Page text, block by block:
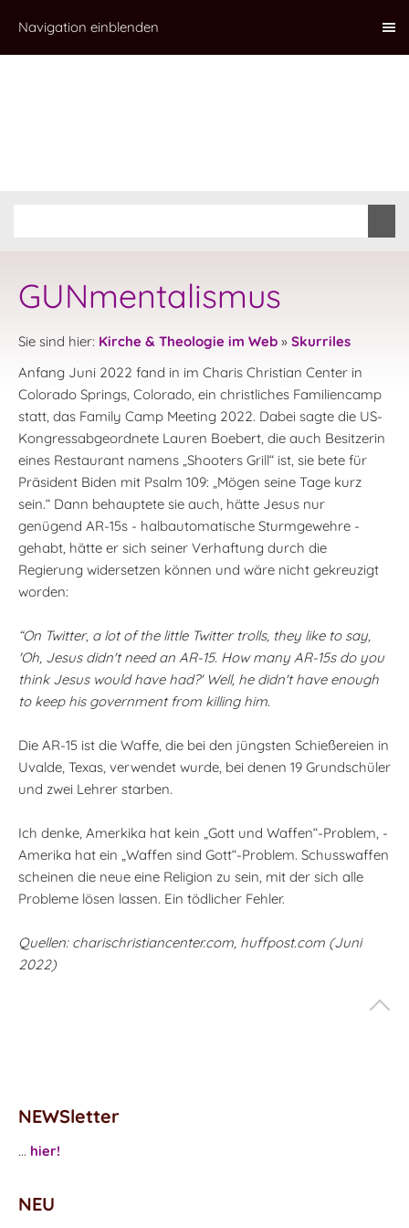
Navigation einblenden
GUNmentalismus
Sie sind hier: Kirche & Theologie im Web » Skurriles
Anfang Juni 2022 fand in im Charis Christian Center in
Colorado Springs, Colorado, ein christliches Familiencamp
statt, das Family Camp Meeting 2022. Dabei sagte die US-
Kongressabgeordnete Lauren Boebert, die auch Besitzerin
eines Restaurant namens „Shooters Grill“ ist, sie bete für
Präsident Biden mit Psalm 109: „Mögen seine Tage kurz
sein.“ Dann behauptete sie auch, hätte Jesus nur
genügend AR-15s - halbautomatische Sturmgewehre -
gehabt, hätte er sich seiner Verhaftung durch die
Regierung widersetzen können und wäre nicht gekreuzigt
worden:
“On Twitter, a lot of the little Twitter trolls, they like to say,
'Oh, Jesus didn't need an AR-15. How many AR-15s do you
think Jesus would have had?' Well, he didn't have enough
to keep his government from killing him.
Die AR-15 ist die Waffe, die bei den jüngsten Schießereien in
Uvalde, Texas, verwendet wurde, bei denen 19 Grundschüler
und zwei Lehrer starben.
Ich denke, Amerkika hat kein „Gott und Waffen“-Problem, -
Amerika hat ein „Waffen sind Gott“-Problem. Schusswaffen
scheinen die neue eine Religion zu sein, mit der sich alle
Probleme lösen lassen. Ein tödlicher Fehler.
Quellen: charischristiancenter.com, huffpost.com (Juni
2022)
NEWSletter
... hier!
NEU